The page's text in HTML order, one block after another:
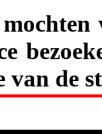
van de